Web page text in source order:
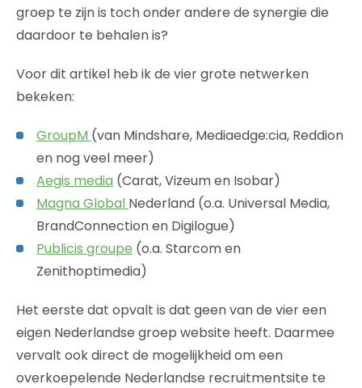
groep te zijn is toch onder andere de synergie die
daardoor te behalen is?
Voor dit artikel heb ik de vier grote netwerken
bekeken:
GroupM (van Mindshare, Mediaedge:cia, Reddion
en nog veel meer)
Aegis media (Carat, Vizeum en Isobar)
Magna Global Nederland (o.a. Universal Media,
BrandConnection en Digilogue)
Publicis groupe (o.a. Starcom en
Zenithoptimedia)
Het eerste dat opvalt is dat geen van de vier een
eigen Nederlandse groep website heeft. Daarmee
vervalt ook direct de mogelijkheid om een
overkoepelende Nederlandse recruitmentsite te